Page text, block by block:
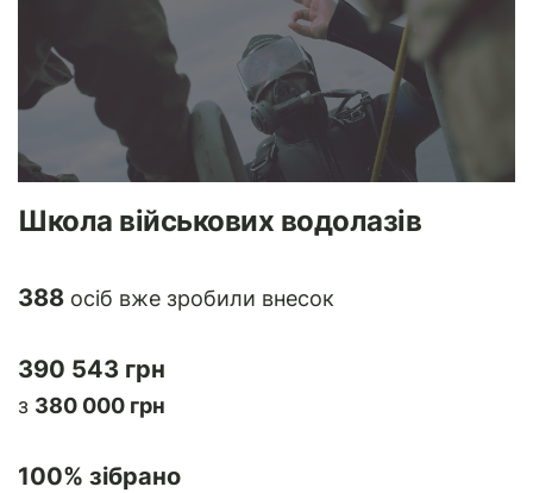
Школа військових водолазів
388 осіб вже зробили внесок
390 543 грн
з 380 000 грн
100% зібрано